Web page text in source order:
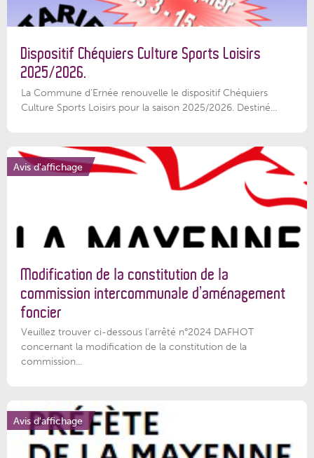
Dispositif Chéquiers Culture Sports Loisirs
2025/2026.
La Commune d'Ernée renouvelle le dispositif Chéquiers
Culture Sports Loisirs pour la saison 2025/2026. Destiné...
Avis d'affichage
Modification de la constitution de la
commission intercommunale d’aménagement
foncier
Veuillez trouver ci-dessous l'arrêté n°2024 DAFHOT
concernant la modification de la constitution de la
commission...
Avis d'affichage